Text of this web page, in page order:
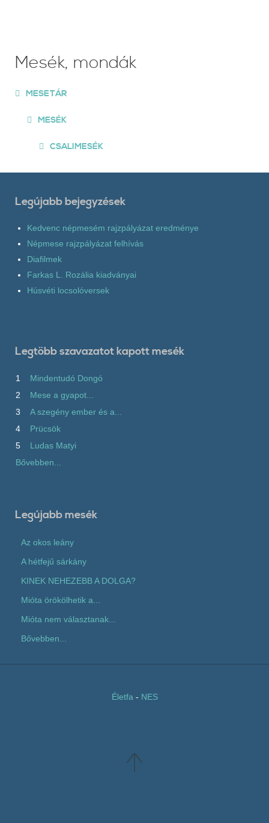
Mesék, mondák
MESETÁR
MESÉK
CSALIMESÉK
Legújabb bejegyzések
Kedvenc népmesém rajzpályázat eredménye
Népmese rajzpályázat felhívás
Diafilmek
Farkas L. Rozália kiadványai
Húsvéti locsolóversek
Legtöbb szavazatot kapott mesék
1
Mindentudó Dongó
2
Mese a gyapot...
3
A szegény ember és a...
4
Prücsök
5
Ludas Matyi
Bővebben...
Legújabb mesék
Az okos leány
A hétfejű sárkány
KINEK NEHEZEBB A DOLGA?
Mióta örökölhetik a...
Mióta nem választanak...
Bővebben...
Életfa - NES